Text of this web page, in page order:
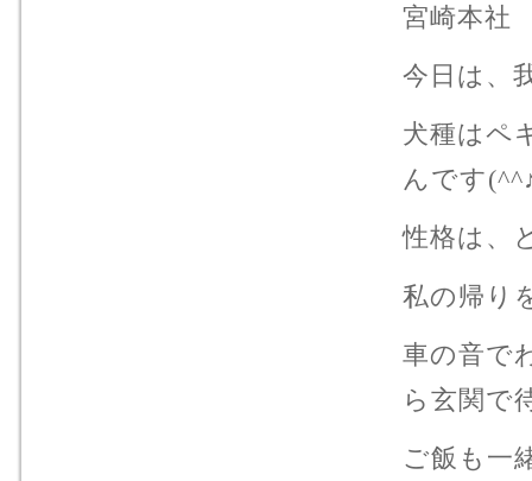
宮崎本社
今日は、
犬種はペ
んです
性格は、
私の帰り
車の音で
ら玄関で
ご飯も一